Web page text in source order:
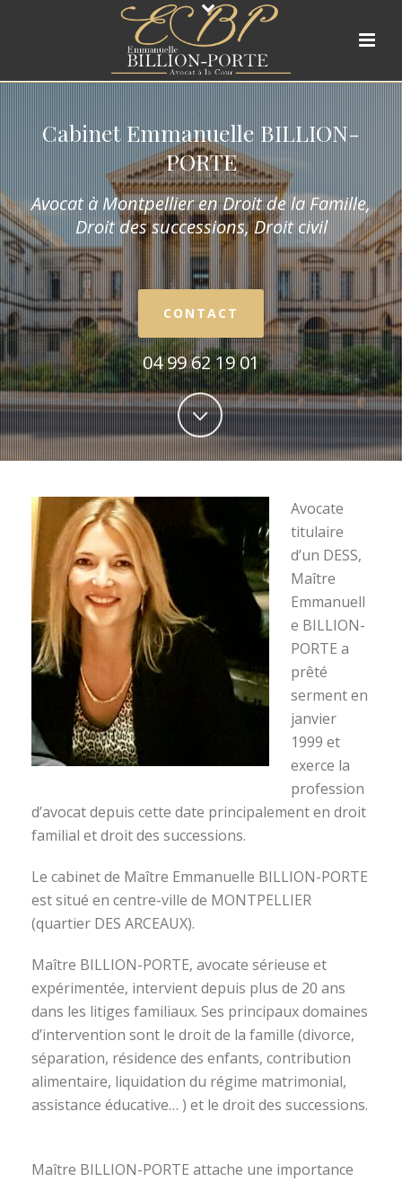
Cabinet Emmanuelle BILLION-
PORTE
Avocat à Montpellier en Droit de la Famille,
Droit des successions, Droit civil
CONTACT
04 99 62 19 01
Avocate
titulaire
d’un DESS,
Maître
Emmanuell
e BILLION-
PORTE a
prêté
serment en
janvier
1999 et
exerce la
profession
d’avocat depuis cette date principalement en droit
familial et droit des successions.
Le cabinet de Maître Emmanuelle BILLION-PORTE
est situé en centre-ville de MONTPELLIER
(quartier DES ARCEAUX).
Maître BILLION-PORTE, avocate sérieuse et
expérimentée, intervient depuis plus de 20 ans
dans les litiges familiaux. Ses principaux domaines
d’intervention sont le droit de la famille (divorce,
séparation, résidence des enfants, contribution
alimentaire, liquidation du régime matrimonial,
assistance éducative… ) et le droit des successions.
Maître BILLION-PORTE attache une importance